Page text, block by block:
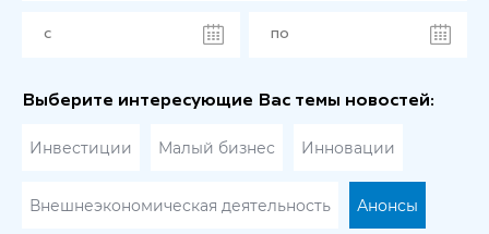
Выберите интересующие Вас темы новостей:
Инвестиции Малый бизнес Инновации
Внешнеэкономическая деятельность Анонсы